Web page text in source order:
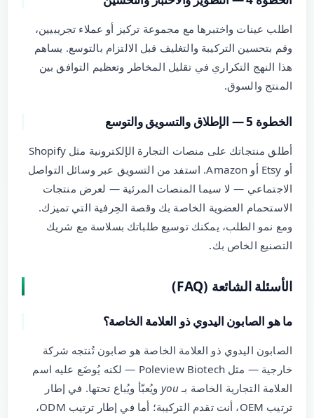
اطلب عينات واختبرها مع مجموعة تركيز أو عملاء تجريبيين،
وقم بتحسين التركيبة والتغليف قبل الالتزام بالتوسع. يساهم
هذا النهج التكراري في تقليل المخاطر وتعظيم التوافق بين
المنتج والسوق.
الخطوة 5 — الإطلاق والتسويق والتوسع
أطلق منتجاتك على منصات التجارة الإلكترونية مثل Shopify
أو Etsy أو Amazon. استفد من التسويق عبر وسائل التواصل
الاجتماعي — لا سيما المنصات المرئية — لعرض منتجات
الاستحمام العضوية الخاصة بك وقصة الحِرفية التي تميزك.
ومع نمو الطلب، يمكنك توسيع طلباتك بسلاسة مع شريك
التصنيع الخاص بك.
الأسئلة الشائعة (FAQ)
ما هو الصابون اليدوي ذو العلامة الخاصة؟
الصابون اليدوي ذو العلامة الخاصة هو صابون تُنتجه شركة
خارجية — مثل Poleview Biotech — لكنه يُوضَع عليه اسم
العلامة التجارية الخاصة بـyou ويُعبّأ ويُباع تحتها. في إطار
ترتيب OEM، أنت تقدم التركيبة؛ أما في إطار ترتيب ODM،